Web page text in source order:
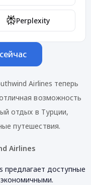
Perplexity
Airlines теперь
возможность
отдых в Турции,
путешествия.
Airlines
предлагает доступные